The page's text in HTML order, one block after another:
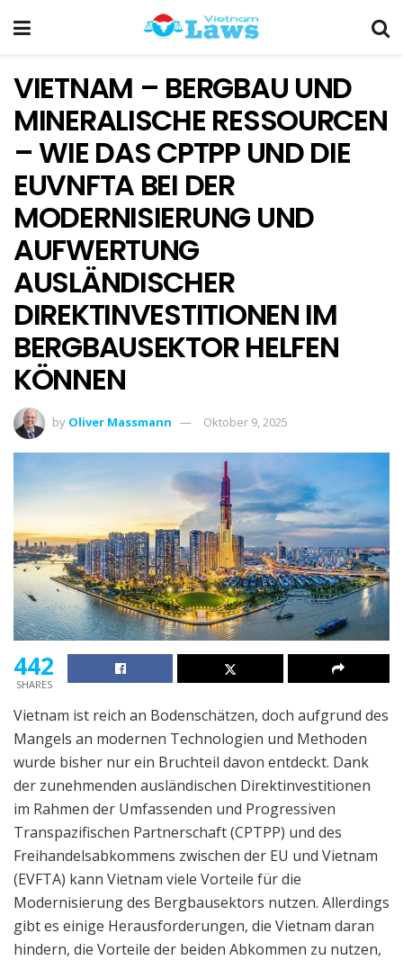
VIETNAM – BERGBAU UND
MINERALISCHE RESSOURCEN
– WIE DAS CPTPP UND DIE
EUVNFTA BEI DER
MODERNISIERUNG UND
AUFWERTUNG
AUSLÄNDISCHER
DIREKTINVESTITIONEN IM
BERGBAUSEKTOR HELFEN
KÖNNEN
by Oliver Massmann Oktober 9, 2025
442
SHARES
Vietnam ist reich an Bodenschätzen, doch aufgrund des
Mangels an modernen Technologien und Methoden
wurde bisher nur ein Bruchteil davon entdeckt. Dank
der zunehmenden ausländischen Direktinvestitionen
im Rahmen der Umfassenden und Progressiven
Transpazifischen Partnerschaft (CPTPP) und des
Freihandelsabkommens zwischen der EU und Vietnam
(EVFTA) kann Vietnam viele Vorteile für die
Modernisierung des Bergbausektors nutzen. Allerdings
gibt es einige Herausforderungen, die Vietnam daran
hindern, die Vorteile der beiden Abkommen zu nutzen,